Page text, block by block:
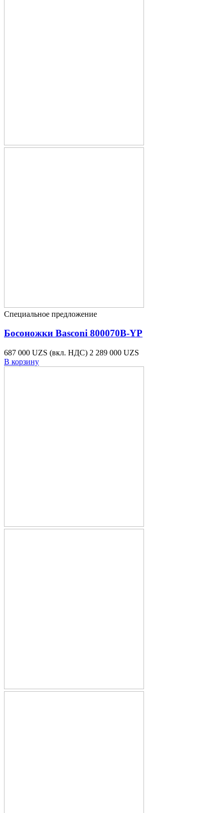
Специальное предложение
Босоножки Basconi 800070B-YP
687 000 UZS (вкл. НДС) 2 289 000 UZS
В корзину